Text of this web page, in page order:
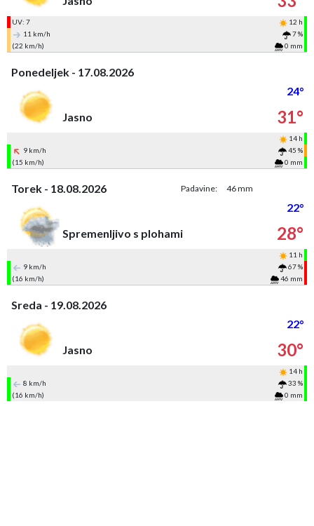
UV: 7
12 h
11 km/h
7 %
(22 km/h)
0 mm
Ponedeljek - 17.08.2026
24°
Jasno
31°
14 h
9 km/h
45 %
(15 km/h)
0 mm
Torek - 18.08.2026 Padavine: 46 mm
22°
Spremenljivo s plohami
28°
11 h
9 km/h
67 %
(16 km/h)
46 mm
Sreda - 19.08.2026
22°
Jasno
30°
14 h
8 km/h
33 %
(16 km/h)
0 mm